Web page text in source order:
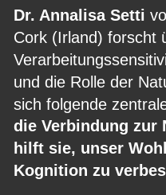
Dr. Annalisa Setti
Cork (Irland) forscht
und die Rolle der
sich folgende
die Verbindung zur
hilft sie, unser
Kognition zu